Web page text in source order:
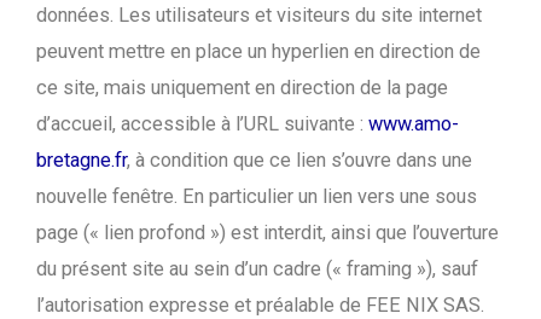
données. Les utilisateurs et visiteurs du site internet
peuvent mettre en place un hyperlien en direction de
ce site, mais uniquement en direction de la page
d’accueil, accessible à l’URL suivante : www.amo-
bretagne.fr, à condition que ce lien s’ouvre dans une
nouvelle fenêtre. En particulier un lien vers une sous
page (« lien profond ») est interdit, ainsi que l’ouverture
du présent site au sein d’un cadre (« framing »), sauf
l’autorisation expresse et préalable de FEE NIX SAS.